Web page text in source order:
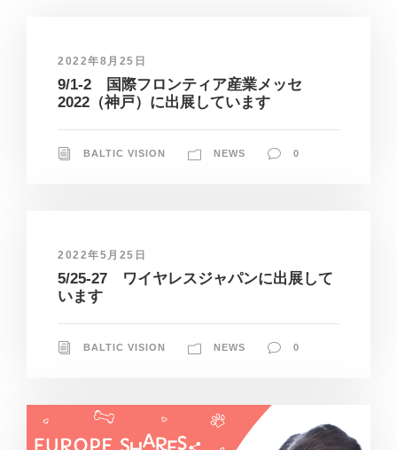
2022年8月25日
9/1-2 国際フロンティア産業メッセ
2022（神戸）に出展しています
BALTIC VISION NEWS 0
2022年5月25日
5/25-27 ワイヤレスジャパンに出展して
います
BALTIC VISION NEWS 0